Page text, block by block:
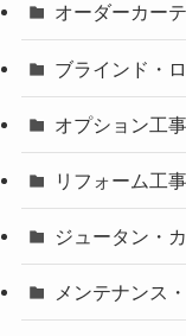
オーダーカー
ブラインド・
オプション工
リフォーム工
ジュータン・
メンテナンス